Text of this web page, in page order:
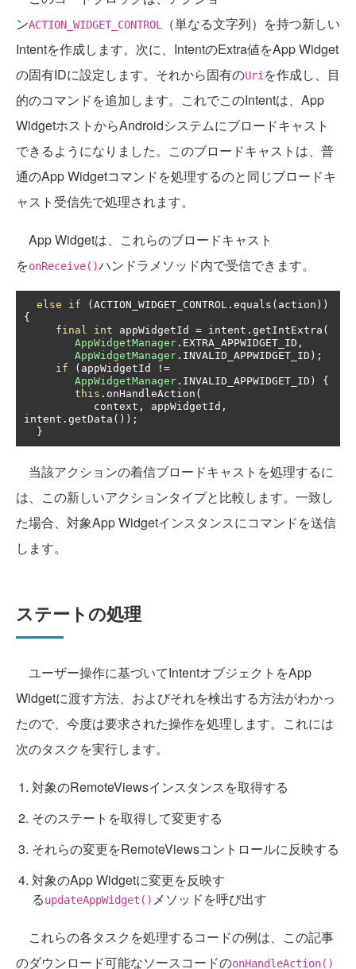
ンACTION_WIDGET_CONTROL
（単なる文字列）を持つ新しい
Intentを作成します。次に、IntentのExtra値をApp Widget
の固有IDに設定します。それから固有のUriを作成し、目
的のコマンドを追加します。これでこのIntentは、App
WidgetホストからAndroidシステムにブロードキャスト
できるようになりました。このブロードキャストは、普
通のApp Widgetコマンドを処理するのと同じブロードキ
ャスト受信先で処理されます。
App Widgetは、これらのブロードキャスト
をonReceive()ハンドラメソッド内で受信できます。
else if ( ACTION_WIDGET_CONTROL . equals ( action ))
{
final
int appWidgetId = intent . getIntExtra (
AppWidgetManager . EXTRA_APPWIDGET_ID ,
AppWidgetManager . INVALID_APPWIDGET_ID );
if
( appWidgetId
!=
AppWidgetManager . INVALID_APPWIDGET_ID )
{
this . onHandleAction (
           context
, appWidgetId ,
intent . getData ());
}
当該アクションの着信ブロードキャストを処理するに
は、この新しいアクションタイプと比較します。一致し
た場合、対象App Widgetインスタンスにコマンドを送信
します。
ステートの処理
ユーザー操作に基づいてIntentオブジェクトをApp
Widgetに渡す方法、およびそれを検出する方法がわかっ
たので、今度は要求された操作を処理します。これには
次のタスクを実行します。
対象のRemoteViewsインスタンスを取得する
そのステートを取得して変更する
それらの変更をRemoteViewsコントロールに反映する
対象のApp Widgetに変更を反映す
るupdateAppWidget() メソッドを呼び出す
これらの各タスクを処理するコードの例は、この記事
のダウンロード可能なソースコードのonHandleAction()